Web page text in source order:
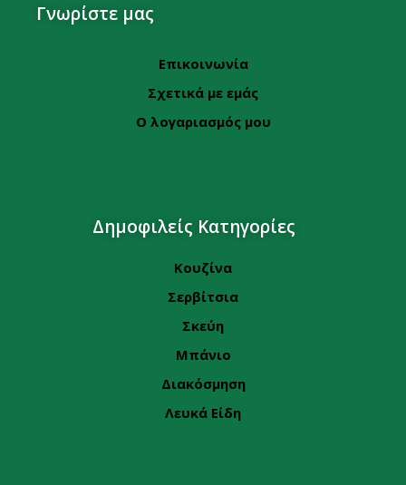
Γνωρίστε μας
Επικοινωνία
Σχετικά με εμάς
Ο λογαριασμός μου
Δημοφιλείς Κατηγορίες
Κουζίνα
Σερβίτσια
Σκεύη
Μπάνιο
Διακόσμηση
Λευκά Είδη